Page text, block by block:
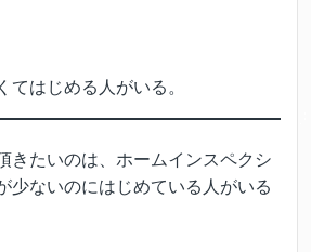
てはじめる人がいる。
きたいのは、ホームインスペクシ
少ないのにはじめている人がいる